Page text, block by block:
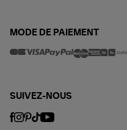
MODE DE PAIEMENT
SUIVEZ-NOUS